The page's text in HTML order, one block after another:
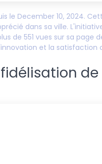
le December 10, 2024.
dans sa ville.
de 551 vues sur sa page
et la satisfaction